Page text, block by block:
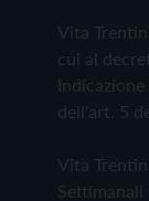
Vita
cui al
dell'art. 5
Vita